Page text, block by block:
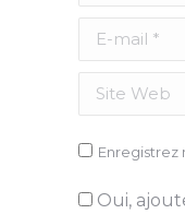
E-mail *
Site Web
Enregistrez
Oui,